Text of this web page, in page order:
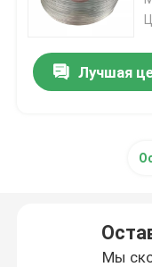
Лист углерода
Лучшая
Мы